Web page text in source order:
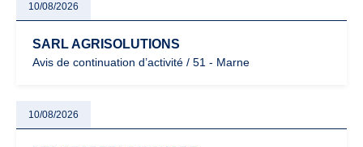
10/08/2026
SARL AGRISOLUTIONS
Avis de continuation d’activité / 51 - Marne
10/08/2026